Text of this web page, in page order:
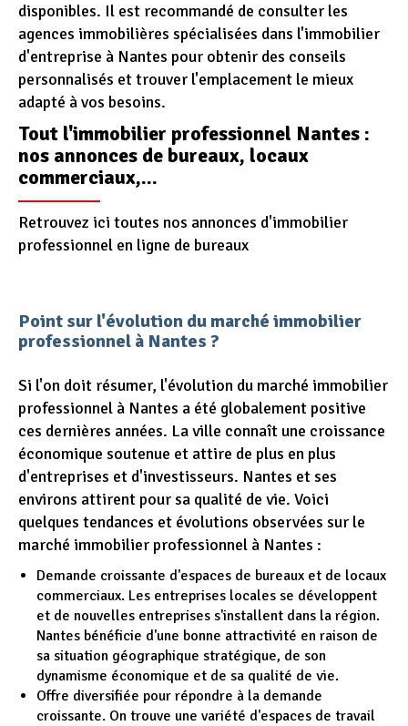
disponibles. Il est recommandé de consulter les
agences immobilières spécialisées dans l'immobilier
d'entreprise à Nantes pour obtenir des conseils
personnalisés et trouver l'emplacement le mieux
adapté à vos besoins.
Tout l'immobilier professionnel Nantes :
nos annonces de bureaux, locaux
commerciaux,...
Retrouvez ici toutes nos annonces d'immobilier
professionnel en ligne de bureaux
Point sur l'évolution du marché immobilier
professionnel à Nantes ?
Si l'on doit résumer, l'évolution du marché immobilier
professionnel à Nantes a été globalement positive
ces dernières années. La ville connaît une croissance
économique soutenue et attire de plus en plus
d'entreprises et d'investisseurs. Nantes et ses
environs attirent pour sa qualité de vie. Voici
quelques tendances et évolutions observées sur le
marché immobilier professionnel à Nantes :
Demande croissante d'espaces de bureaux et de locaux
commerciaux. Les entreprises locales se développent
et de nouvelles entreprises s'installent dans la région.
Nantes bénéficie d'une bonne attractivité en raison de
sa situation géographique stratégique, de son
dynamisme économique et de sa qualité de vie.
Offre diversifiée pour répondre à la demande
croissante. On trouve une variété d'espaces de travail